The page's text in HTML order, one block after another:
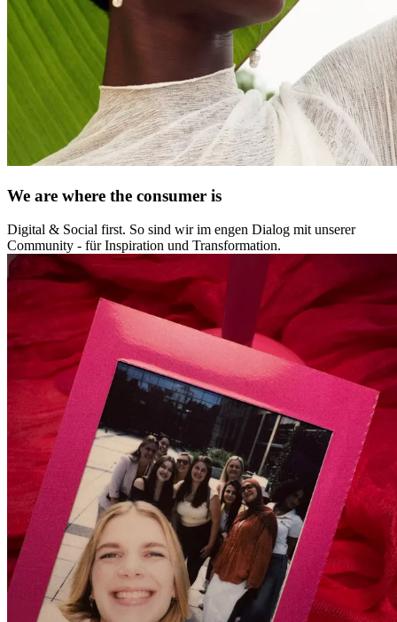
We are where the consumer is
Digital & Social first. So sind wir im engen Dialog mit unserer
Community - für Inspiration und Transformation.